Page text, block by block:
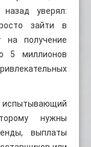
уверял:
зайти в
на получение
5 миллионов
нужны
выплаты